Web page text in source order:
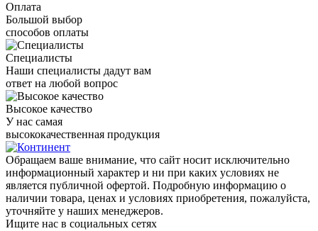
Оплата
Большой выбор
способов оплаты
Специалисты
Наши специалисты дадут вам
ответ на любой вопрос
Высокое качество
У нас самая
высококачественная продукция
Обращаем ваше внимание, что сайт носит исключительно
информационный характер и ни при каких условиях не
является публичной офертой. Подробную информацию о
наличии товара, ценах и условиях приобретения, пожалуйста,
уточняйте у наших менеджеров.
Ищите нас в социальных сетях